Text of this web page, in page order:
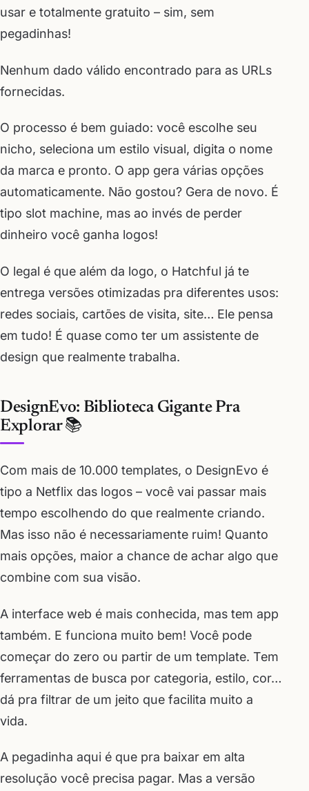
usar e totalmente gratuito – sim, sem
pegadinhas!
Nenhum dado válido encontrado para as URLs
fornecidas.
O processo é bem guiado: você escolhe seu
nicho, seleciona um estilo visual, digita o nome
da marca e pronto. O app gera várias opções
automaticamente. Não gostou? Gera de novo. É
tipo slot machine, mas ao invés de perder
dinheiro você ganha logos!
O legal é que além da logo, o Hatchful já te
entrega versões otimizadas pra diferentes usos:
redes sociais, cartões de visita, site… Ele pensa
em tudo! É quase como ter um assistente de
design que realmente trabalha.
DesignEvo: Biblioteca Gigante Pra
Explorar 📚
Com mais de 10.000 templates, o DesignEvo é
tipo a Netflix das logos – você vai passar mais
tempo escolhendo do que realmente criando.
Mas isso não é necessariamente ruim! Quanto
mais opções, maior a chance de achar algo que
combine com sua visão.
A interface web é mais conhecida, mas tem app
também. E funciona muito bem! Você pode
começar do zero ou partir de um template. Tem
ferramentas de busca por categoria, estilo, cor…
dá pra filtrar de um jeito que facilita muito a
vida.
A pegadinha aqui é que pra baixar em alta
resolução você precisa pagar. Mas a versão